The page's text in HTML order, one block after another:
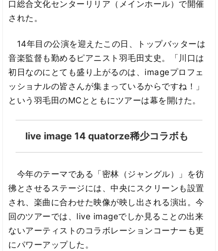
口総合文化センターリリア（メインホール）で開催
された。
14年目の公演を迎えたこの日、トップバッターは
音楽監督も勤めるピアニスト羽毛田丈史。「川口は
初日なのにとても盛り上がるのは、imageプロフェ
ッショナルの皆さんが集まっているからですね！」
という羽毛田のMCとともにツアーは幕を開けた。
live image 14 quatorze稀少コラボも
今年のテーマである「密林（ジャングル）」を彷
彿とさせるステージには、中央にスクリーンも設置
され、楽曲に合わせた映像が映し出される演出。今
回のツアーでは、live imageでしか見ることの出来
ないアーティストのコラボレーションコーナーも更
にパワーアップした。